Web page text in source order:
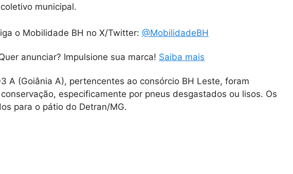
municipal.
o Mobilidade BH no X/Twitter: @MobilidadeBH
anunciar? Impulsione sua marca! Saiba mais
A (Goiânia A), pertencentes ao consórcio BH Leste, foram
especificamente por pneus desgastados ou lisos. Os
para o pátio do Detran/MG.